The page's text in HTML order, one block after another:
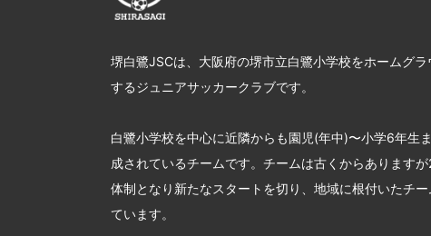
堺白鷺JSCは、大阪府の堺市立白鷺小学校をホームグラ
するジュニアサッカークラブです。
白鷺小学校を中心に近隣からも園児(年中)〜小学6年生
成されているチームです。チームは古くからあります
体制となり新たなスタートを切り、地域に根付いたチー
ています。